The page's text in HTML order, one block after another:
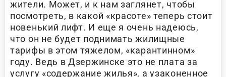
жители. Может, и к нам заглянет, чтобы
посмотреть, в какой «красоте» теперь стоит
новенький лифт. И еще я очень надеюсь,
что он не будет поднимать жилищные
тарифы в этом тяжелом, «карантинном»
году. Ведь в Дзержинске это не плата за
услугу «содержание жилья», а узаконенное